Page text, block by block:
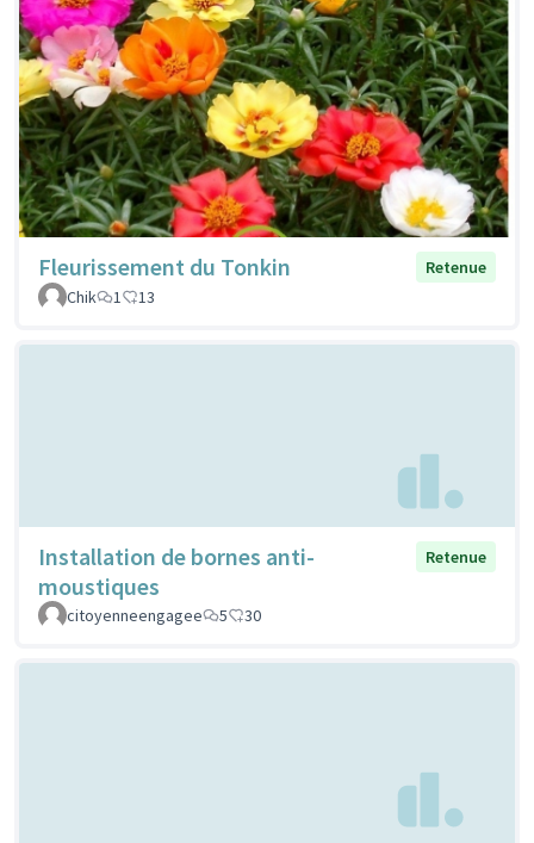
Fleurissement du Tonkin
Retenue
Chik
1 13
Installation de bornes anti-
moustiques
Retenue
citoyenneengagee 5 30